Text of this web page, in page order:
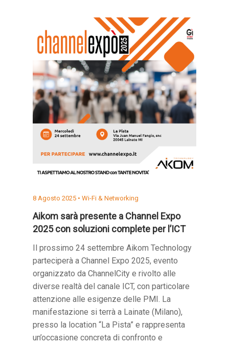
8 Agosto 2025 • Wi-Fi & Networking
Aikom sarà presente a Channel Expo
2025 con soluzioni complete per l’ICT
Il prossimo 24 settembre Aikom Technology
parteciperà a Channel Expo 2025, evento
organizzato da ChannelCity e rivolto alle
diverse realtà del canale ICT, con particolare
attenzione alle esigenze delle PMI. La
manifestazione si terrà a Lainate (Milano),
presso la location “La Pista” e rappresenta
un’occasione concreta di confronto e